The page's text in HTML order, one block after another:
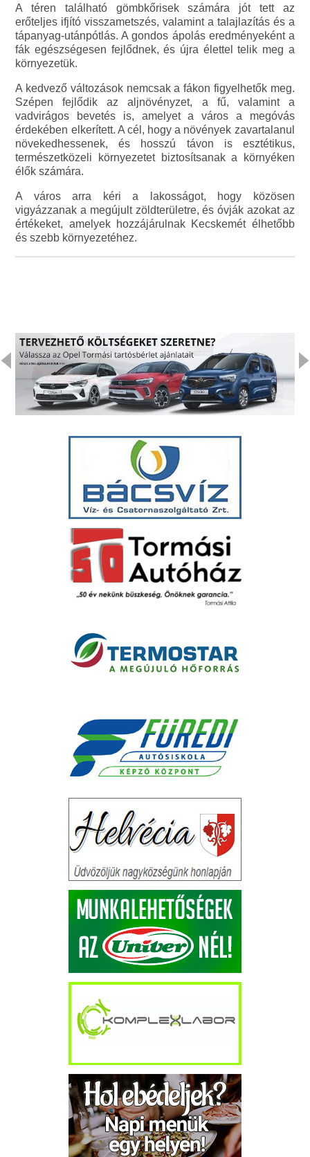
A téren található gömbkőrisek számára jót tett az
erőteljes ifjító visszametszés, valamint a talajlazítás és a
tápanyag-utánpótlás. A gondos ápolás eredményeként a
fák egészségesen fejlődnek, és újra élettel telik meg a
környezetük.
A kedvező változások nemcsak a fákon figyelhetők meg.
Szépen fejlődik az aljnövényzet, a fű, valamint a
vadvirágos bevetés is, amelyet a város a megóvás
érdekében elkerített. A cél, hogy a növények zavartalanul
növekedhessenek, és hosszú távon is esztétikus,
természetközeli környezetet biztosítsanak a környéken
élők számára.
A város arra kéri a lakosságot, hogy közösen
vigyázzanak a megújult zöldterületre, és óvják azokat az
értékeket, amelyek hozzájárulnak Kecskemét élhetőbb
és szebb környezetéhez.